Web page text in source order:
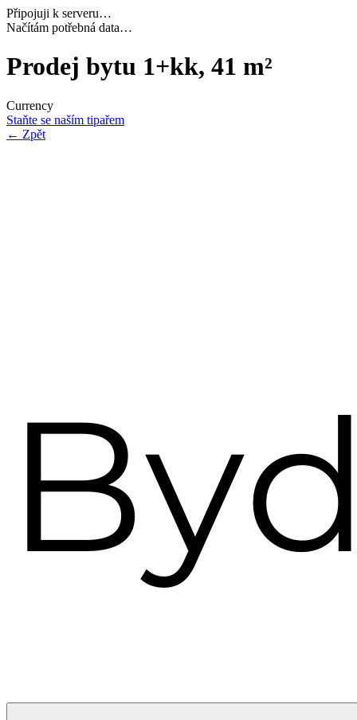
Připojuji k serveru…
Dokončuji inicializaci…
Prodej bytu 1+kk, 41 m²
Currency
Staňte se naším tipařem
← Zpět